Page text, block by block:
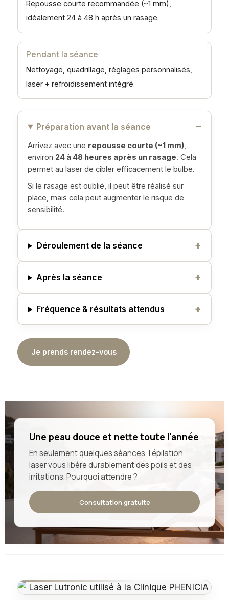
Repousse courte recommandée (~1 mm),
idéalement 24 à 48 h après un rasage.
Pendant la séance
Nettoyage, quadrillage, réglages personnalisés,
laser + refroidissement intégré.
Préparation avant la séance
Arrivez avec une repousse courte (~1 mm),
environ 24 à 48 heures après un rasage. Cela
permet au laser de cibler efficacement le bulbe.
Si le rasage est oublié, il peut être réalisé sur
place, mais cela peut augmenter le risque de
sensibilité.
Déroulement de la séance
Après la séance
Fréquence & résultats attendus
Je prends rendez-vous
Une peau douce et nette toute l'année
En seulement quelques séances, l’épilation
laser vous libère durablement des poils et des
irritations. Pourquoi attendre ?
Consultation gratuite